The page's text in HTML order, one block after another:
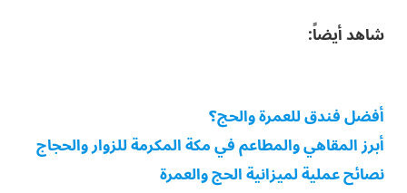
شاهد أيضاً:
أفضل فندق للعمرة والحج؟
أبرز المقاهي والمطاعم في مكة المكرمة للزوار والحجاج
نصائح عملية لميزانية الحج والعمرة